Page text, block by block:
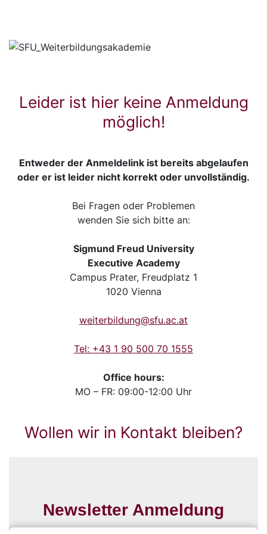
Leider ist hier keine Anmeldung
möglich!
Entweder der Anmeldelink ist bereits abgelaufen
oder er ist leider nicht korrekt oder unvollständig.
Bei Fragen oder Problemen
wenden Sie sich bitte an:
Sigmund Freud University
Executive Academy
Campus Prater, Freudplatz 1
1020 Vienna
weiterbildung@sfu.ac.at
Tel: +43 1 90 500 70 1555
Office hours:
MO – FR: 09:00-12:00 Uhr
Wollen wir in Kontakt bleiben?